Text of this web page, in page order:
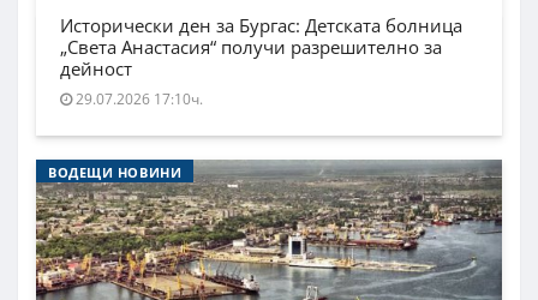
Исторически ден за Бургас: Детската болница
„Света Анастасия“ получи разрешително за
дейност
29.07.2026 17:10ч.
ВОДЕЩИ НОВИНИ